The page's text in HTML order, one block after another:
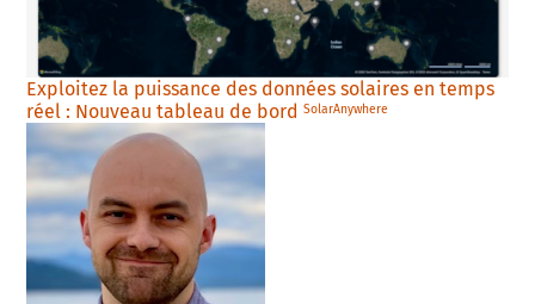
Exploitez la puissance des données solaires en temps
réel : Nouveau tableau de bordSolarAnywhere